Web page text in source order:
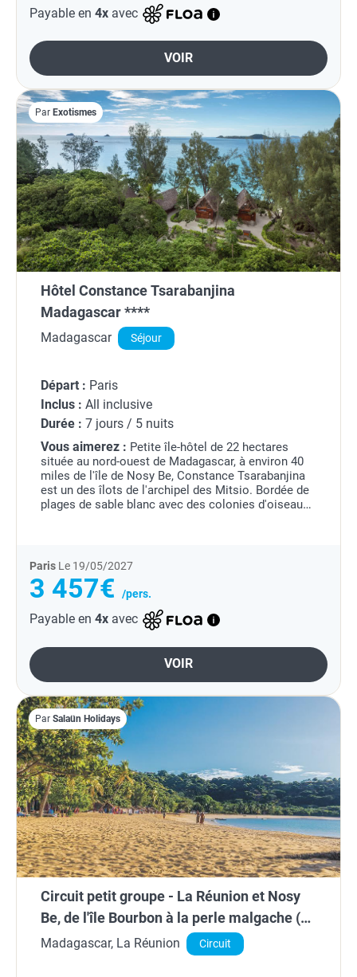
Payable en 4x avec
VOIR
Par Exotismes
Hôtel Constance Tsarabanjina
Madagascar ****
Madagascar Séjour
Départ : Paris
Inclus : All inclusive
Durée : 7 jours / 5 nuits
Vous aimerez : Petite île-hôtel de 22 hectares
située au nord-ouest de Madagascar, à environ 40
miles de l'île de Nosy Be, Constance Tsarabanjina
est un des îlots de l'archipel des Mitsio. Bordée de
plages de sable blanc avec des colonies d'oiseaux
Paris Le 19/05/2027
3 457€ /pers.
Payable en 4x avec
VOIR
Par Salaün Holidays
Circuit petit groupe - La Réunion et Nosy
Be, de l'île Bourbon à la perle malgache (de
10 à 16 pers. max.)
Madagascar, La Réunion Circuit